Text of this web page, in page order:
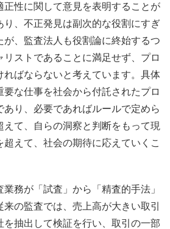
正性に関して意見を表明することが
り、不正発見は副次的な役割にすぎ
が、監査法人も役割論に終始するつ
リストであることに満足せず、プロ
ればならないと考えています。具体
要な仕事を社会から付託されたプロ
あり、必要であればルールで定めら
えて、自らの洞察と判断をもって現
えて、社会の期待に応えていくこ
務が「試査」から「精査的手法」
の監査では、売上高が大きい取引
を抽出して検証を行い、取引の一部